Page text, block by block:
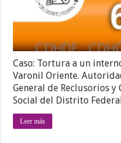
Caso: Tortura a un
Varonil Oriente.
General de Reclusorios y
Social del Distrito
Leer más